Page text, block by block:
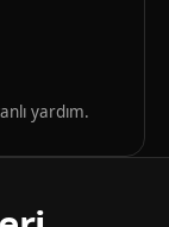
yardım.